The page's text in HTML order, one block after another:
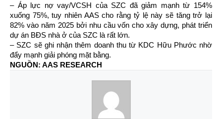
– Áp lực nợ vay/VCSH của SZC đã giảm mạnh từ 154%
xuống 75%, tuy nhiên AAS cho rằng tỷ lệ này sẽ tăng trở lại
82% vào năm 2025 bởi nhu cầu vốn cho xây dựng, phát triển
dự án BĐS nhà ở của SZC là rất lớn.
– SZC sẽ ghi nhận thêm doanh thu từ KDC Hữu Phước nhờ
đẩy mạnh giải phóng mặt bằng.
NGUỒN: AAS RESEARCH